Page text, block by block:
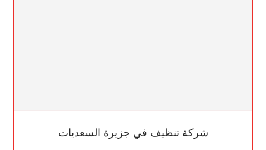
شركة تنظيف في جزيرة السعديات